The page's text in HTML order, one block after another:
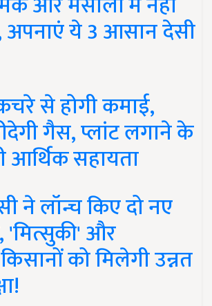
अपनाएं ये 3 आसान देसी
से होगी कमाई,
गैस, प्लांट लगाने के
आर्थिक सहायता
ने लॉन्च किए दो नए
'मित्सुकी' और
को मिलेगी उन्नत